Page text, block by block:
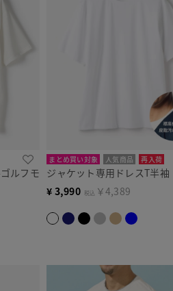
ルフモ
まとめ買い対象 人気商品 再入荷
ジャケット専用ドレスT半袖
¥ 3,990 税込 ￥4,389